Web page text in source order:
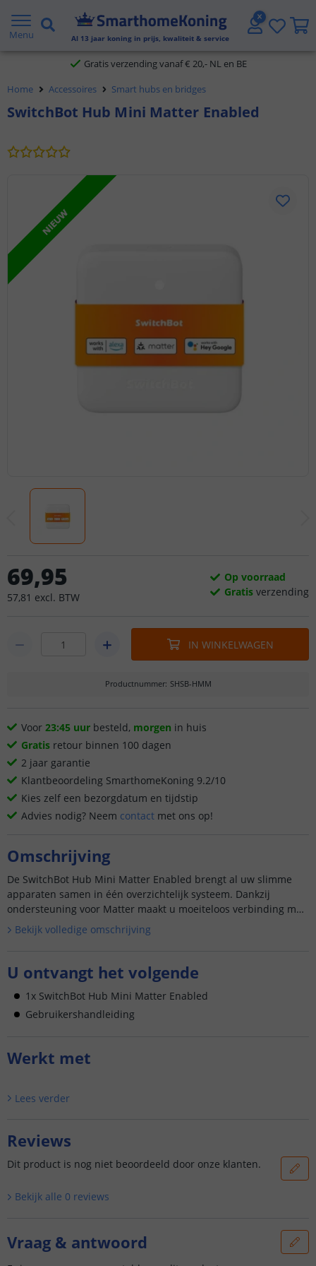
Menu Al 13 jaar koning in prijs, kwaliteit & service
2 jaar garantie
Gratis verzending vanaf € 20,- NL en BE
Klantbeoordeling 9.1
Home Accessoires Smart hubs en bridges
SwitchBot Hub Mini Matter Enabled
NIEUW
69,95
57,81 excl. BTW
Op voorraad
Gratis verzending
IN WINKELWAGEN
Productnummer: SHSB-HMM
Voor 23:45 uur besteld, morgen in huis
Gratis retour binnen 100 dagen
2 jaar garantie
Klantbeoordeling SmarthomeKoning 9.2/10
Kies zelf een bezorgdatum en tijdstip
Advies nodig? Neem contact met ons op!
Omschrijving
De SwitchBot Hub Mini Matter Enabled brengt al uw slimme
apparaten samen in één overzichtelijk systeem. Dankzij
ondersteuning voor Matter maakt u moeiteloos verbinding met
Apple Home en andere ...
Bekijk volledige omschrijving
U ontvangt het volgende
1x SwitchBot Hub Mini Matter Enabled
Gebruikershandleiding
Werkt met
Lees verder
Reviews
Dit product is nog niet beoordeeld door onze klanten.
Bekijk alle 0 reviews
Vraag & antwoord